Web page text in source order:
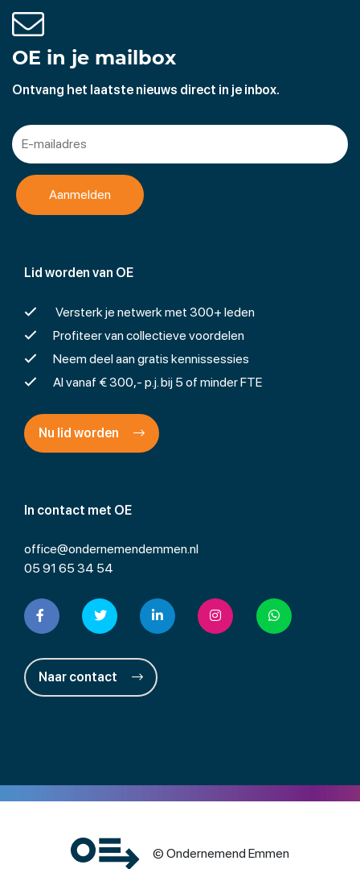
In contact met OE
office@ondernemendemmen.nl
05 91 65 34 54
Naar contact
Lid worden van OE
Versterk je netwerk met 300+ leden
Profiteer van collectieve voordelen
Neem deel aan gratis kennissessies
Al vanaf € 300,- p.j. bij 5 of minder FTE
Nu lid worden
OE in je mailbox
Ontvang het laatste nieuws direct in je inbox.
© Ondernemend Emmen